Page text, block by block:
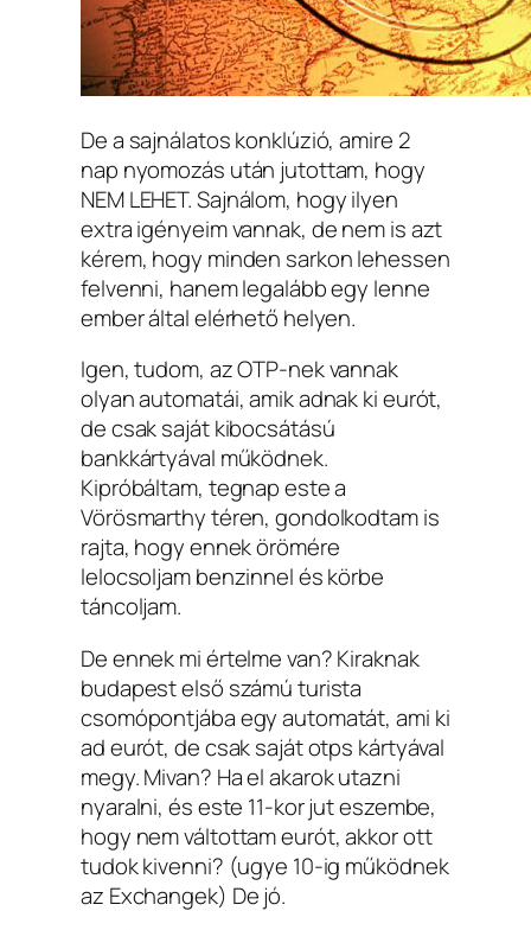
De a sajnálatos konklúzió, amire 2
nap nyomozás után jutottam, hogy
NEM LEHET. Sajnálom, hogy ilyen
extra igényeim vannak, de nem is azt
kérem, hogy minden sarkon lehessen
felvenni, hanem legalább egy lenne
ember által elérhető helyen.
Igen, tudom, az OTP-nek vannak
olyan automatái, amik adnak ki eurót,
de csak saját kibocsátású
bankkártyával működnek.
Kipróbáltam, tegnap este a
Vörösmarthy téren, gondolkodtam is
rajta, hogy ennek örömére
lelocsoljam benzinnel és körbe
táncoljam.
De ennek mi értelme van? Kiraknak
budapest első számú turista
csomópontjába egy automatát, ami ki
ad eurót, de csak saját otps kártyával
megy. Mivan? Ha el akarok utazni
nyaralni, és este 11-kor jut eszembe,
hogy nem váltottam eurót, akkor ott
tudok kivenni? (ugye 10-ig működnek
az Exchangek) De jó.